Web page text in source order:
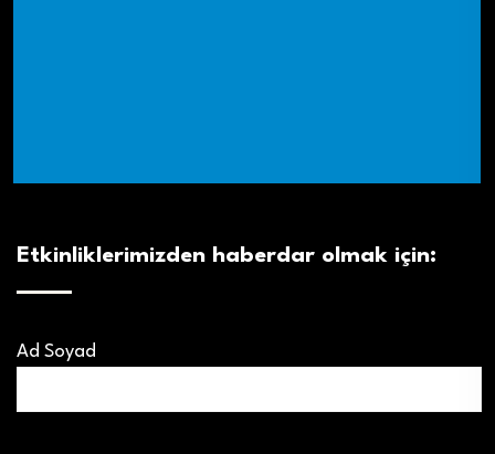
Etkinliklerimizden haberdar olmak için:
Ad Soyad